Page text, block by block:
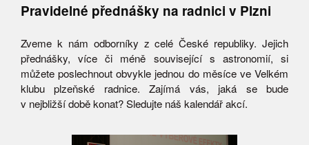
Pravidelné přednášky na radnici v Plzni
Zveme k nám odborníky z celé České republiky. Jejich
přednášky, více či méně související s astronomií, si
můžete poslechnout obvykle jednou do měsíce ve Velkém
klubu plzeňské radnice. Zajímá vás, jaká se bude
v nejbližší době konat? Sledujte náš kalendář akcí.